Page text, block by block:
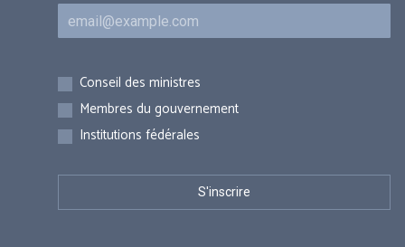
Courriel
Inscriptions
Conseil des ministres
Membres du gouvernement
Institutions fédérales